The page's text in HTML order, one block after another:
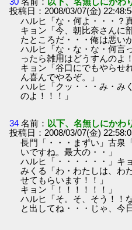
投稿日：2008/03/07(金)
ハルヒ「な・何よ・・・？
キョン「今、朝比奈さんに
たところだ・・・俺は悪い
ハルヒ「な・な・な・何言
ったら雑用はどうすんのよ
キョン「谷口にでもやらせ
ん喜んでやるぞ。」
ハルヒ「クッ・・・み・み
のよ！！！」
34 名前： 以下、名無しにかわ
投稿日：2008/03/07(金)
長門「・・・まずい」古泉
いですね。最大の・・」
ハルヒ「・・・・・・」キ
みくる「わ・わたしは、わ
せてもらいます！！」
キョン「！！！！！！」
ハルヒ「そ。そ、そう！！
と出してね・・・じゃ、今